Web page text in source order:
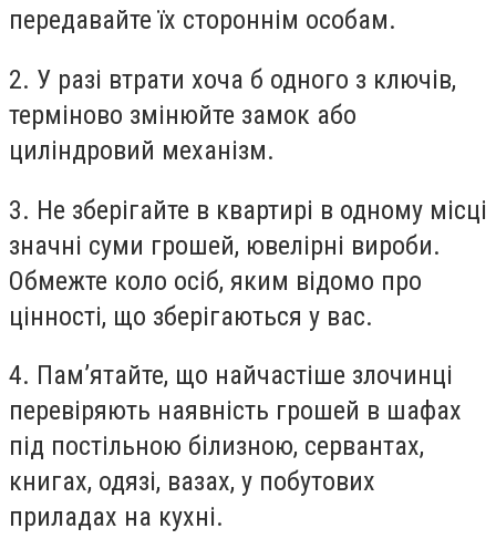
передавайте їх стороннім особам.
2. У разі втрати хоча б одного з ключів,
терміново змінюйте замок або
циліндровий механізм.
3. Не зберігайте в квартирі в одному місці
значні суми грошей, ювелірні вироби.
Обмежте коло осіб, яким відомо про
цінності, що зберігаються у вас.
4. Пам’ятайте, що найчастіше злочинці
перевіряють наявність грошей в шафах
під постільною білизною, сервантах,
книгах, одязі, вазах, у побутових
приладах на кухні.